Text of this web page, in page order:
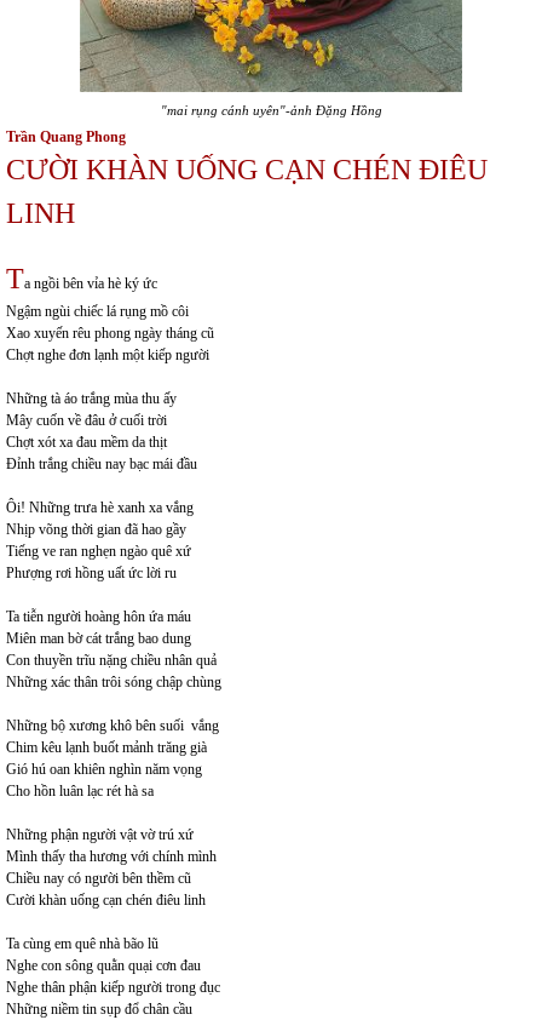
"mai rụng cánh uyên"-ảnh Đặng Hồng
Trần Quang Phong
CƯỜI KHÀN UỐNG CẠN CHÉN ĐIÊU
LINH
Ta ngồi bên vỉa hè ký ức
Ngậm ngùi chiếc lá rụng mồ côi
Xao xuyến rêu phong ngày tháng cũ
Chợt nghe đơn lạnh một kiếp người
Những tà áo trắng mùa thu ấy
Mây cuốn về đâu ở cuối trời
Chợt xót xa đau mềm da thịt
Đỉnh trắng chiều nay bạc mái đầu
Ôi! Những trưa hè xanh xa vắng
Nhịp võng thời gian đã hao gầy
Tiếng ve ran nghẹn ngào quê xứ
Phượng rơi hồng uất ức lời ru
Ta tiễn người hoàng hôn ứa máu
Miên man bờ cát trắng bao dung
Con thuyền trĩu nặng chiều nhân quả
Những xác thân trôi sóng chập chùng
Những bộ xương khô bên suối vắng
Chim kêu lạnh buốt mảnh trăng già
Gió hú oan khiên nghìn năm vọng
Cho hồn luân lạc rét hà sa
Những phận người vật vờ trú xứ
Mình thấy tha hương với chính mình
Chiều nay có người bên thềm cũ
Cười khàn uống cạn chén điêu linh
Ta cùng em quê nhà bão lũ
Nghe con sông quằn quại cơn đau
Nghe thân phận kiếp người trong đục
Những niềm tin sụp đổ chân cầu